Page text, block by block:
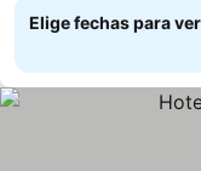
Elige fechas para